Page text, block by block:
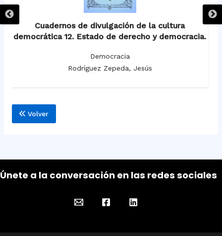
Cuadernos de divulgación de la cultura
democrática 12. Estado de derecho y democracia.
Democracia
Rodríguez Zepeda, Jesús
Volver
Únete a la conversación en las redes sociales